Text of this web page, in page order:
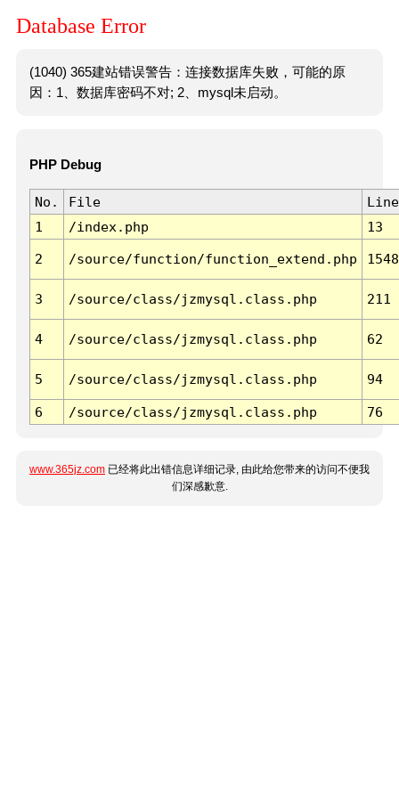
Database Error
(1040) 365建站错误警告：连接数据库失败，可能的原
因：1、数据库密码不对; 2、mysql未启动。
PHP Debug
No. File
Line
1
/index.php 13
2 /source/function/function_extend.php 1548
3 /source/class/jzmysql.class.php 211
4 /source/class/jzmysql.class.php 62
5 /source/class/jzmysql.class.php 94
6 /source/class/jzmysql.class.php 76
www.365jz.com 已经将此出错信息详细记录, 由此给您带来的访问不便我
们深感歉意.